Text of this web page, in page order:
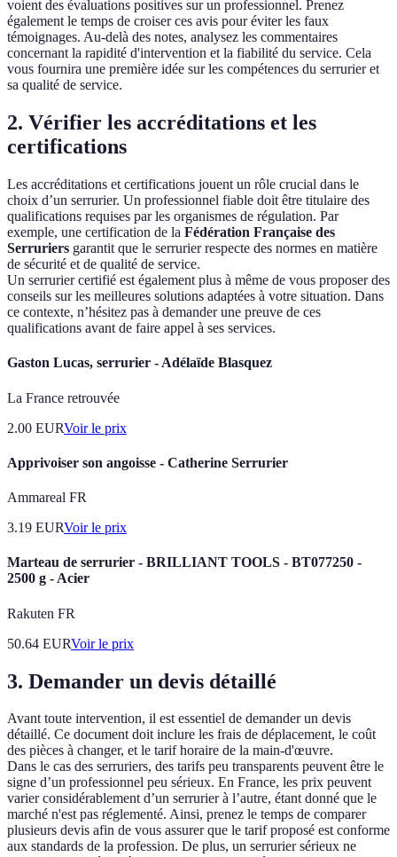
voient des évaluations positives sur un professionnel. Prenez
également le temps de croiser ces avis pour éviter les faux
témoignages. Au-delà des notes, analysez les commentaires
concernant la rapidité d'intervention et la fiabilité du service. Cela
vous fournira une première idée sur les compétences du serrurier et
sa qualité de service.
2. Vérifier les accréditations et les
certifications
Les accréditations et certifications jouent un rôle crucial dans le
choix d’un serrurier. Un professionnel fiable doit être titulaire des
qualifications requises par les organismes de régulation. Par
exemple, une certification de la Fédération Française des
Serruriers garantit que le serrurier respecte des normes en matière
de sécurité et de qualité de service.
Un serrurier certifié est également plus à même de vous proposer des
conseils sur les meilleures solutions adaptées à votre situation. Dans
ce contexte, n’hésitez pas à demander une preuve de ces
qualifications avant de faire appel à ses services.
Gaston Lucas, serrurier - Adélaïde Blasquez
La France retrouvée
2.00 EURVoir le prix
Apprivoiser son angoisse - Catherine Serrurier
Ammareal FR
3.19 EURVoir le prix
Marteau de serrurier - BRILLIANT TOOLS - BT077250 -
2500 g - Acier
Rakuten FR
50.64 EURVoir le prix
3. Demander un devis détaillé
Avant toute intervention, il est essentiel de demander un devis
détaillé. Ce document doit inclure les frais de déplacement, le coût
des pièces à changer, et le tarif horaire de la main-d'œuvre.
Dans le cas des serruriers, des tarifs peu transparents peuvent être le
signe d’un professionnel peu sérieux. En France, les prix peuvent
varier considérablement d’un serrurier à l’autre, étant donné que le
marché n'est pas réglementé. Ainsi, prenez le temps de comparer
plusieurs devis afin de vous assurer que le tarif proposé est conforme
aux standards de la profession. De plus, un serrurier sérieux ne